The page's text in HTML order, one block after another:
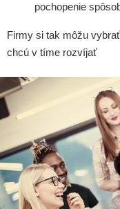
pochopenie
Firmy si tak môžu
chcú v tíme rozvíjať